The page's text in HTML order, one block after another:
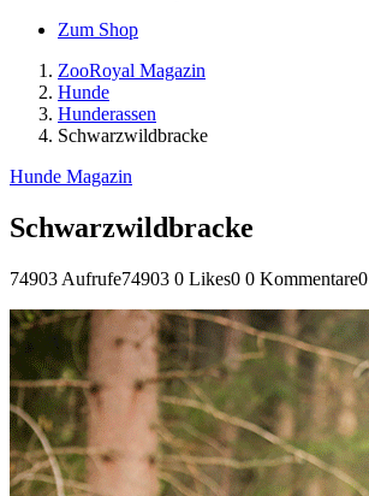
Zum Shop
ZooRoyal Magazin
Hunde
Hunderassen
Schwarzwildbracke
Hunde Magazin
Schwarzwildbracke
74903 Aufrufe74903 0 Likes0 0 Kommentare0